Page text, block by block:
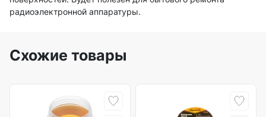
радиоэлектронной аппаратуры.
Схожие товары